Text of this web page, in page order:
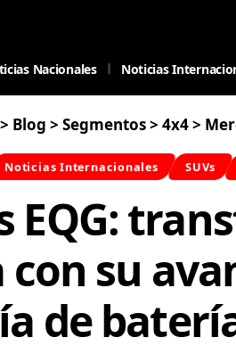
Nacionales Noticias
> Blog > Segmentos> 4x4>
Noticias Internacionales SUVs
EQG:
su
de